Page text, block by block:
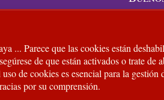
... Parece que las cookies están
de que están activados o trate de
de cookies es esencial para la
por su comprensión.